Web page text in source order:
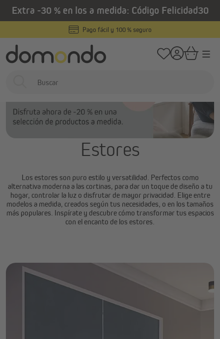
principal
Extra -30 % en los a medida: Código Felicidad30
Pago fácil y 100 % seguro
Home Estores interiores / Estores
Estores
Los estores son puro estilo y versatilidad. Perfectos como
alternativa moderna a las cortinas, para dar un toque de diseño a tu
hogar, controlar la luz o disfrutar de mayor privacidad. Elige entre
modelos a medida, creados según tus necesidades, o en los tamaños
más populares. Inspírate y descubre cómo transformar tus espacios
con el encanto de los estores.